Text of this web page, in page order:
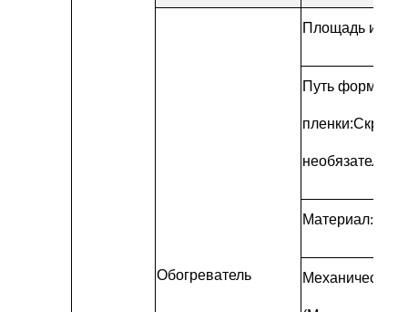
Обогреватель
Площадь
Путь
пленки:
необязателен)
Материал:
Механическая